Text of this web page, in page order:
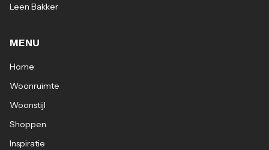
Leen Bakker
MENU
Home
Woonruimte
Woonstijl
Shoppen
Inspiratie